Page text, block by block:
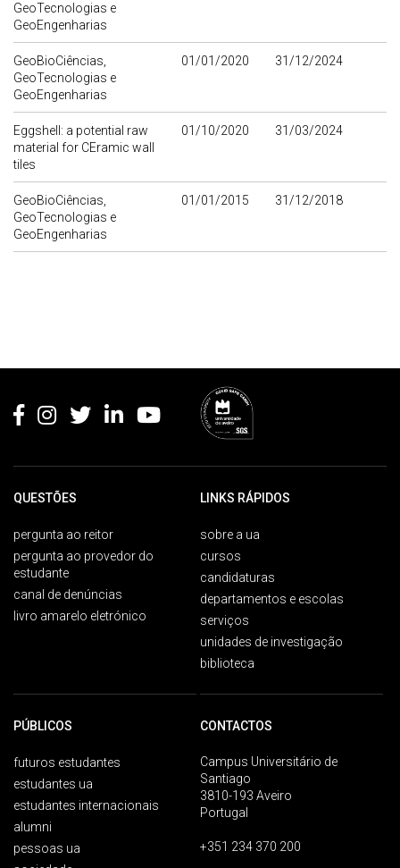
GeoTecnologias e
GeoEngenharias
GeoBioCiências,
GeoTecnologias e
GeoEngenharias
01/01/2020 31/12/2024
Eggshell: a potential raw
material for CEramic wall
tiles
01/10/2020 31/03/2024
GeoBioCiências,
GeoTecnologias e
GeoEngenharias
01/01/2015 31/12/2018
QUESTÕES
pergunta ao reitor
pergunta ao provedor do
estudante
canal de denúncias
livro amarelo eletrónico
LINKS RÁPIDOS
sobre a ua
cursos
candidaturas
departamentos e escolas
serviços
unidades de investigação
biblioteca
PÚBLICOS
futuros estudantes
estudantes ua
estudantes internacionais
alumni
pessoas ua
CONTACTOS
Campus Universitário de
Santiago
3810-193 Aveiro
Portugal
+351 234 370 200